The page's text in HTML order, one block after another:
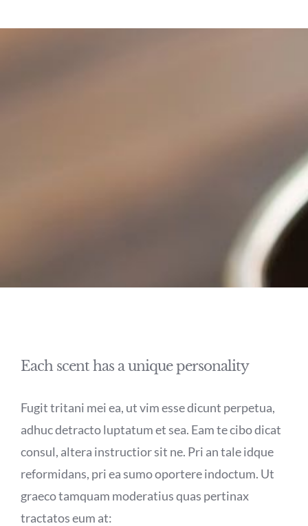
Each scent has a unique personality
Fugit tritani mei ea, ut vim esse dicunt perpetua,
adhuc detracto luptatum et sea. Eam te cibo dicat
consul, altera instructior sit ne. Pri an tale idque
reformidans, pri ea sumo oportere indoctum. Ut
graeco tamquam moderatius quas pertinax
tractatos eum at: